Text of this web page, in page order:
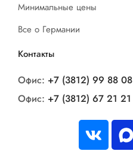
Минимальные цены
Все о Германии
Контакты
Офис: +7 (3812) 99 88 08
Офис: +7 (3812) 67 21 21